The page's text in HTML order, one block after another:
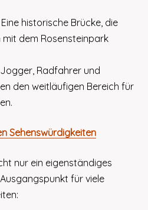
Eine historische Brücke, die
dem Rosensteinpark
Radfahrer und
den weitläufigen Bereich für
Sehenswürdigkeiten
nur ein eigenständiges
für viele